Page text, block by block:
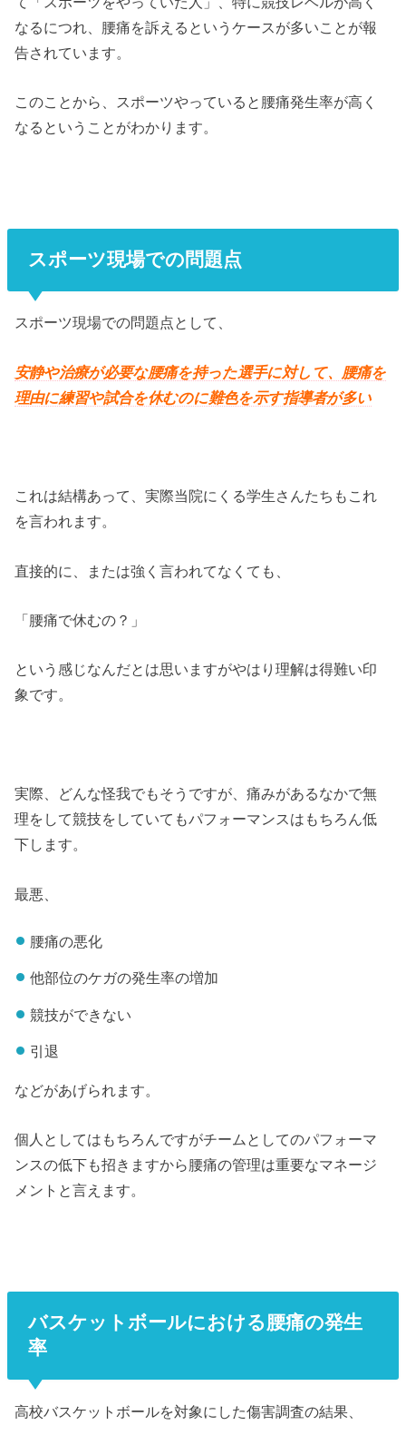
なるにつれ、腰痛を訴えるというケースが多いことが報
告されています。
このことから、スポーツやっていると腰痛発生率が高く
なるということがわかります。
スポーツ現場での問題点
スポーツ現場での問題点として、
安静や治療が必要な腰痛を持った選手に対して、腰痛を
理由に練習や試合を休むのに難色を示す指導者が多い
これは結構あって、実際当院にくる学生さんたちもこれ
を言われます。
直接的に、または強く言われてなくても、
「腰痛で休むの？」
という感じなんだとは思いますがやはり理解は得難い印
象です。
実際、どんな怪我でもそうですが、痛みがあるなかで無
理をして競技をしていてもパフォーマンスはもちろん低
下します。
最悪、
腰痛の悪化
他部位のケガの発生率の増加
競技ができない
引退
などがあげられます。
個人としてはもちろんですがチームとしてのパフォーマ
ンスの低下も招きますから腰痛の管理は重要なマネージ
メントと言えます。
バスケットボールにおける腰痛の発生
率
高校バスケットボールを対象にした傷害調査の結果、